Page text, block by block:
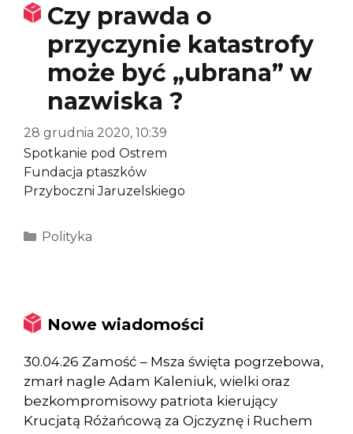
Czy prawda o
przyczynie katastrofy
może być „ubrana” w
nazwiska ?
28 grudnia 2020, 10:39
Spotkanie pod Ostrem
Fundacja ptaszków
Przyboczni Jaruzelskiego
Kategorie
Polityka
Nowe wiadomości
30.04.26 Zamość – Msza święta pogrzebowa,
zmarł nagle Adam Kaleniuk, wielki oraz
bezkompromisowy patriota kierujący
Krucjatą Różańcową za Ojczyznę i Ruchem